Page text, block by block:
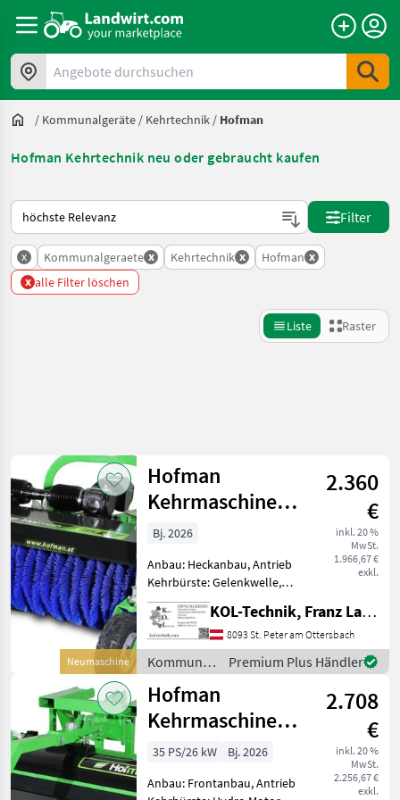
Angebote durchsuchen
/ Kommunalgeräte / Kehrtechnik / Hofman
Hofman Kehrtechnik neu oder gebraucht kaufen
So wird auf Landwirt.com sortiert
Filter
x Kommunalgeraete x Kehrtechnik x Hofman x
x alle Filter löschen
Liste Raster
Kategorie 4 Land Filter
AKTUELLER
PFAD
Kommunaltechnik
Kommunalgeraete
Kehrtechnik
Hofman
KATEGORIE
WÄHLEN
Hofman
Fliegl
Zurücksetzen
3
Ergebnisse
anzeigen
Neumaschine
Hofman
Kehrmaschine
Swipy
2.360
€
inkl. 20 %
MwSt.
1.966,67 €
exkl.
Bj. 2026
Anbau: Heckanbau, Antrieb
Kehrbürste: Gelenkwelle,
Schmutzsammelbehälter:
mechanische Entleerung, 3.
Stützrad Technische Daten:
- Arbeitsbreite: 2, 2 m -
Gewicht: 235
KOL-Technik, Franz Lampl-Küssner
8093 St. Peter am Ottersbach
Kommunalgeräte
/ Hofman
Premium Plus Händler
Hofman
Kehrmaschine
Swipy
2.708
€
inkl. 20 %
MwSt.
2.256,67 €
exkl.
35 PS/26 kW
Bj. 2026
Anbau: Frontanbau, Antrieb